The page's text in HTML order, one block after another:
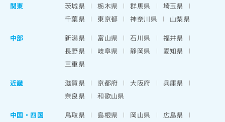
関東
茨城県 栃木県 群馬県
埼玉県
千葉県
東京都 神奈川県
山梨県
中部
新潟県 富山県 石川県
福井県
長野県
岐阜県 静岡県
愛知県
三重県
近畿
滋賀県 京都府 大阪府
兵庫県
奈良県
和歌山県
中国・四国
鳥取県 島根県 岡山県
広島県